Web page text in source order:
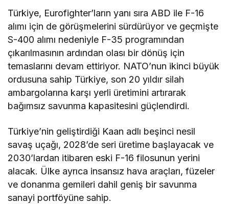
Türkiye, Eurofighter’ların yanı sıra ABD ile F-16
alımı için de görüşmelerini sürdürüyor ve geçmişte
S-400 alımı nedeniyle F-35 programından
çıkarılmasının ardından olası bir dönüş için
temaslarını devam ettiriyor. NATO’nun ikinci büyük
ordusuna sahip Türkiye, son 20 yıldır silah
ambargolarına karşı yerli üretimini artırarak
bağımsız savunma kapasitesini güçlendirdi.
Türkiye’nin geliştirdiği Kaan adlı beşinci nesil
savaş uçağı, 2028’de seri üretime başlayacak ve
2030’lardan itibaren eski F-16 filosunun yerini
alacak. Ülke ayrıca insansız hava araçları, füzeler
ve donanma gemileri dahil geniş bir savunma
sanayi portföyüne sahip.